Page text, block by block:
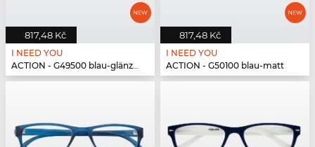
817,48 Kč
I NEED YOU
ACTION - G49500 blau-glänzend
817,48 Kč
I NEED YOU
ACTION - G50100 blau-matt